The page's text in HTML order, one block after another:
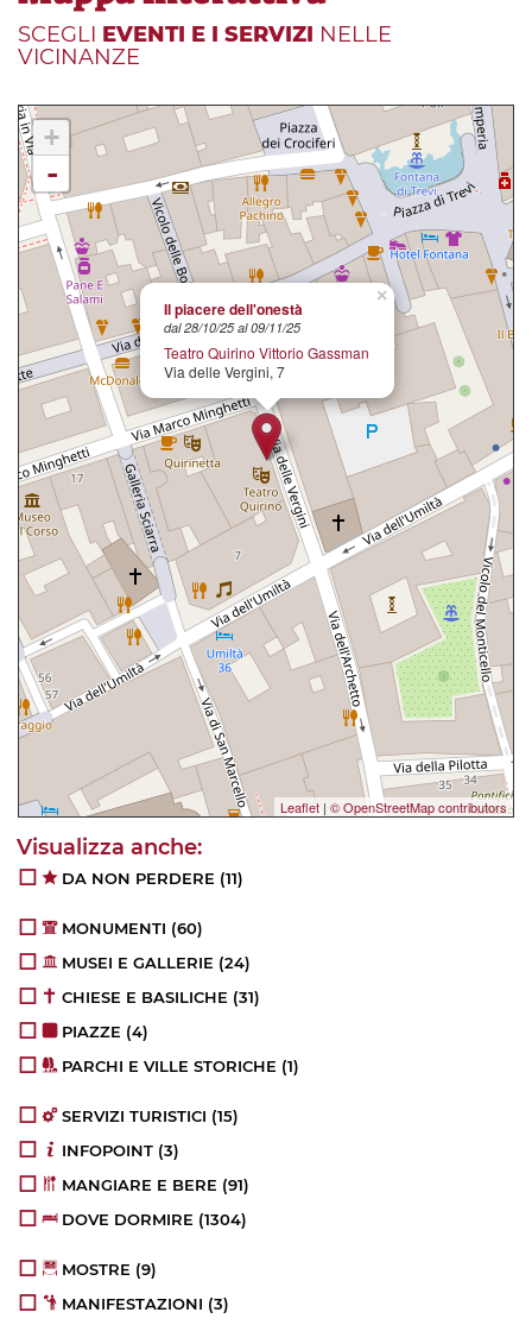
SCEGLI EVENTI E I SERVIZI NELLE
VICINANZE
×
Il piacere dell'onestà
dal 28/10/25 al 09/11/25
Teatro Quirino Vittorio Gassman
Via delle Vergini, 7
+
-
Leaflet | © OpenStreetMap contributors
DA NON PERDERE (11)
MONUMENTI (60)
MUSEI E GALLERIE (24)
CHIESE E BASILICHE (31)
PIAZZE (4)
PARCHI E VILLE STORICHE (1)
SERVIZI TURISTICI (15)
INFOPOINT (3)
MANGIARE E BERE (91)
DOVE DORMIRE (1304)
MOSTRE (9)
MANIFESTAZIONI (3)